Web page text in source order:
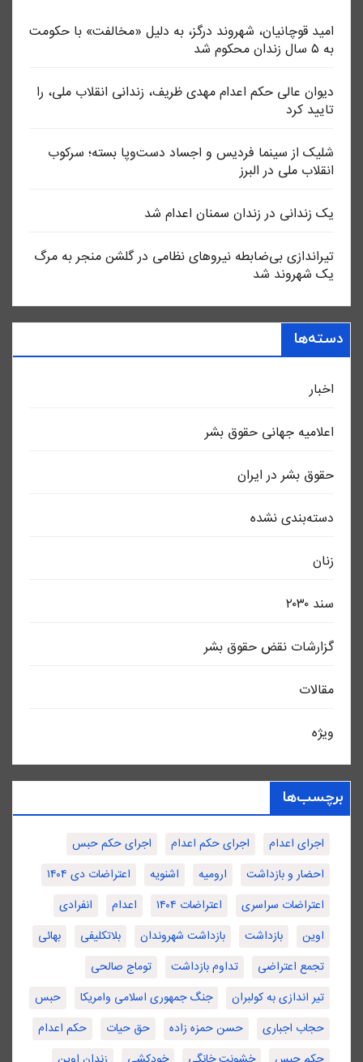
امید قوچانیان، شهروند درگز، به دلیل «مخالفت» با حکومت
به ۵ سال زندان محکوم شد
دیوان عالی حکم اعدام مهدی ظریف، زندانی انقلاب ملی، را
تایید کرد
شلیک از سینما فردیس و اجساد دست‌وپا بسته؛ سرکوب
انقلاب ملی در البرز
یک زندانی در زندان سمنان اعدام شد
تیراندازی بی‌ضابطه نیروهای نظامی در گلشن منجر به مرگ
یک شهروند شد
دسته‌ها
اخبار
اعلاميه جهانی حقوق بشر
حقوق بشر در ایران
دسته‌بندی نشده
زنان
سند ٢٠٣٠
گزارشات نقض حقوق بشر
مقالات
ویژه
برچسب‌ها
اجرای اعدام اجرای حکم اعدام
اجرای حکم حبس
احضار و بازداشت
ارومیه اشنویه
اعتراضات دی ۱۴۰۴
اعتراضات سراسری
اعتراضات ۱۴۰۴ اعدام
انفرادی
اوین
بازداشت بازداشت شهروندان بلاتکلیفی
بهائی
تجمع اعتراضی
تداوم بازداشت
توماج صالحی
تیر اندازی به کولبران
جنگ جمهوری اسلامی وامریکا
حبس
حجاب اجباری
حسن حمزه زاده حق حیات
حکم اعدام